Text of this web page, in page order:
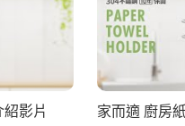
影片 家而適 廚房